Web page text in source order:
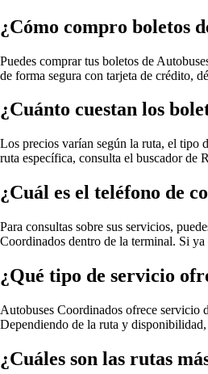
¿Cómo compro boletos
Puedes comprar tus boletos de
de forma segura con tarjeta de crédito,
¿Cuánto cuestan los
Los precios varían según la ruta, el tipo
ruta específica, consulta el buscador de
¿Cuál es el teléfono de
Para consultas sobre sus servicios,
Coordinados dentro de la terminal. Si
¿Qué tipo de servicio
Autobuses Coordinados ofrece servicio
Dependiendo de la ruta y disponibilidad,
¿Cuáles son las rutas